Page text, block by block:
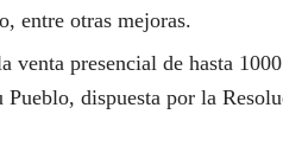
entre otras mejoras.
presencial de hasta
Pueblo, dispuesta por la